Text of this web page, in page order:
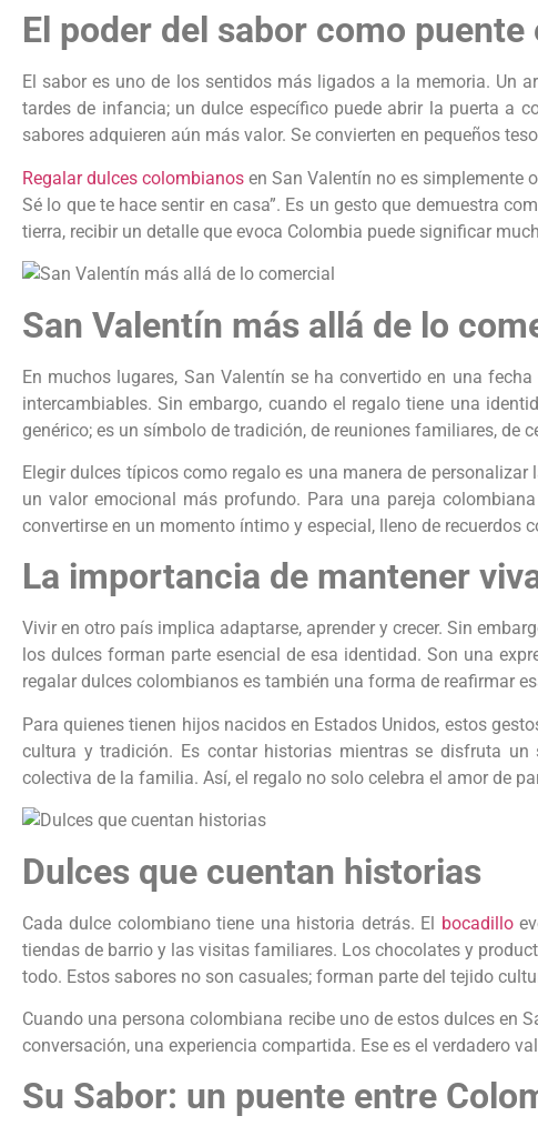
El poder del sabor como puente
El sabor es uno de los sentidos más ligados a la memoria. Un
tardes de infancia; un dulce específico puede abrir la puerta a
sabores adquieren aún más valor. Se convierten en pequeños
Regalar dulces colombianos en San Valentín no es simplemente
Sé lo que te hace sentir en casa”. Es un gesto que demuestra
tierra, recibir un detalle que evoca Colombia puede significar
San Valentín más allá de lo
En muchos lugares, San Valentín se ha convertido en una
intercambiables. Sin embargo, cuando el regalo tiene una
genérico; es un símbolo de tradición, de reuniones familiares, de
Elegir dulces típicos como regalo es una manera de
un valor emocional más profundo. Para una pareja
convertirse en un momento íntimo y especial, lleno de recuerdos
La importancia de mantener
Vivir en otro país implica adaptarse, aprender y crecer. Sin
los dulces forman parte esencial de esa identidad. Son una
regalar dulces colombianos es también una forma de reafirmar
Para quienes tienen hijos nacidos en Estados Unidos, estos
cultura y tradición. Es contar historias mientras se disfruta
colectiva de la familia. Así, el regalo no solo celebra el amor de
Dulces que cuentan historias
Cada dulce colombiano tiene una historia detrás. El bocadillo
tiendas de barrio y las visitas familiares. Los chocolates y
todo. Estos sabores no son casuales; forman parte del tejido
Cuando una persona colombiana recibe uno de estos dulces en
conversación, una experiencia compartida. Ese es el verdadero
Su Sabor: un puente entre